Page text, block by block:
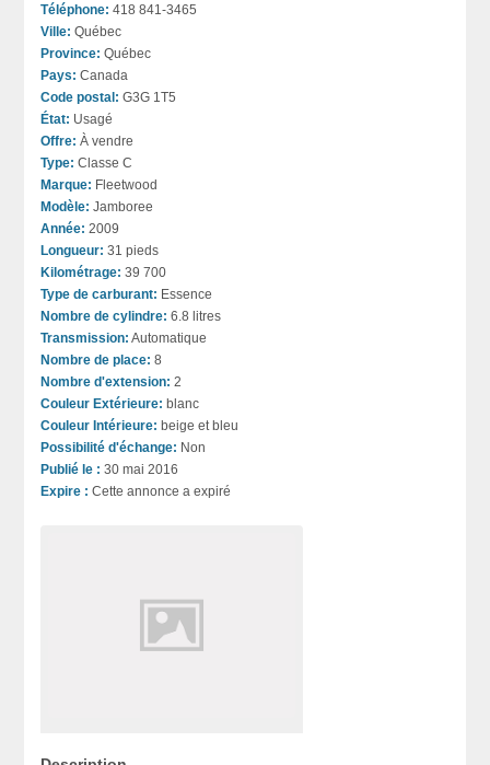
Téléphone: 418 841-3465
Ville: Québec
Province: Québec
Pays: Canada
Code postal: G3G 1T5
État: Usagé
Offre: À vendre
Type: Classe C
Marque: Fleetwood
Modèle: Jamboree
Année: 2009
Longueur: 31 pieds
Kilométrage: 39 700
Type de carburant: Essence
Nombre de cylindre: 6.8 litres
Transmission: Automatique
Nombre de place: 8
Nombre d'extension: 2
Couleur Extérieure: blanc
Couleur Intérieure: beige et bleu
Possibilité d'échange: Non
Publié le : 30 mai 2016
Expire : Cette annonce a expiré